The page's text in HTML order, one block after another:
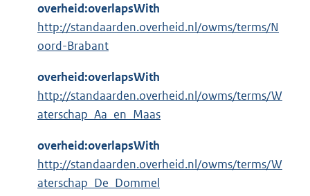
overheid:overlapsWith
http://standaarden.overheid.nl/owms/terms/N
oord-Brabant
overheid:overlapsWith
http://standaarden.overheid.nl/owms/terms/W
aterschap_Aa_en_Maas
overheid:overlapsWith
http://standaarden.overheid.nl/owms/terms/W
aterschap_De_Dommel